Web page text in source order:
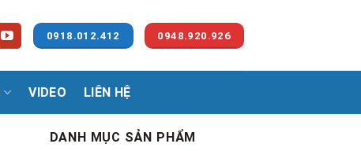
0918.012.412 0948.920.926
VIDEO LIÊN HỆ
DANH MỤC SẢN PHẨM